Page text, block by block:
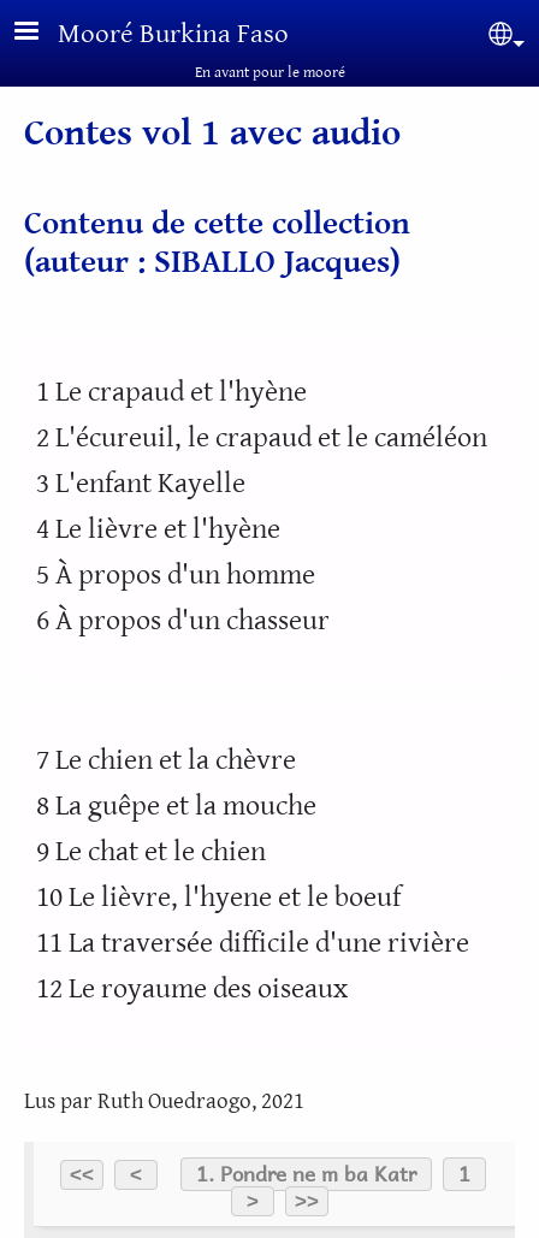
Aller au contenu principal
Mooré Burkina Faso
En avant pour le mooré
Contes vol 1 avec audio
Contenu de cette collection
(auteur : SIBALLO Jacques)
1 Le crapaud et l'hyène
2 L'écureuil, le crapaud et le caméléon
3 L'enfant Kayelle
4 Le lièvre et l'hyène
5 À propos d'un homme
6 À propos d'un chasseur
7 Le chien et la chèvre
8 La guêpe et la mouche
9 Le chat et le chien
10 Le lièvre, l'hyene et le boeuf
11 La traversée difficile d'une rivière
12 Le royaume des oiseaux
Lus par Ruth Ouedraogo, 2021